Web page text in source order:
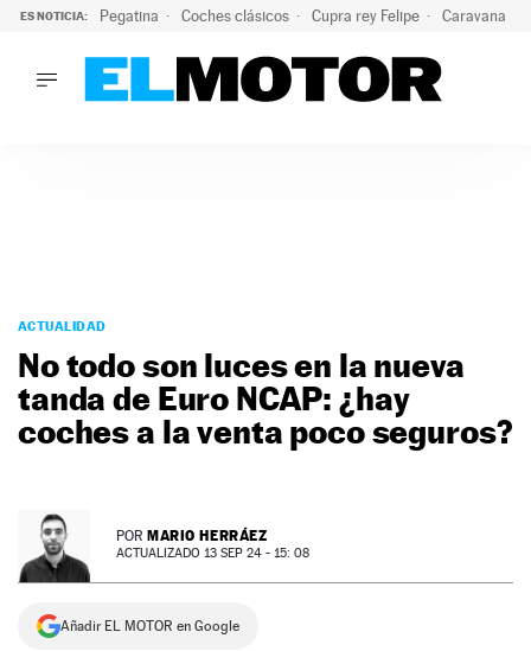
ES NOTICIA: Pegatina Coches clásicos Cupra rey Felipe Caravana
PODCAST
MOTOS
TECNOLOGÍA
SUPERCOCHES
SERVICIOS
NEWSLETTER
SÍGUENOS
ACTUALIDAD
No todo son luces en la nueva
tanda de Euro NCAP: ¿hay
coches a la venta poco seguros?
POR MARIO HERRÁEZ
ACTUALIZADO 13 SEP 24 - 15: 08
Añadir EL MOTOR en Google